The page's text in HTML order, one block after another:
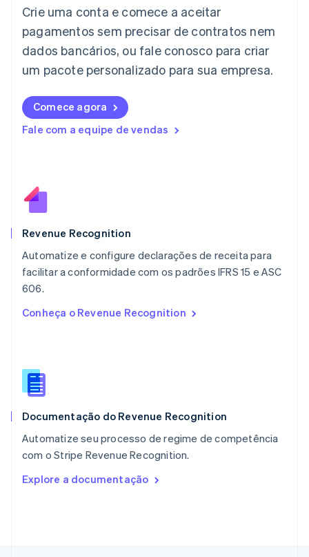
Crie uma conta e comece a aceitar
pagamentos sem precisar de contratos nem
dados bancários, ou fale conosco para criar
um pacote personalizado para sua empresa.
Comece agora
Fale com a equipe de vendas
Revenue Recognition
Automatize e configure declarações de receita para
facilitar a conformidade com os padrões IFRS 15 e ASC
606.
Conheça o Revenue Recognition
Documentação do Revenue Recognition
Automatize seu processo de regime de competência
com o Stripe Revenue Recognition.
Explore a documentação
Italiano English
日本語English
Letônia
Liechtenstein
Lituânia
English
Luxemburgo
Malta
México
EspañolEnglish
English
Nova Zelândia
NederlandsEnglish
Português
RAE de Hong Kong, China
Reino Unido
República Tcheca
English
English